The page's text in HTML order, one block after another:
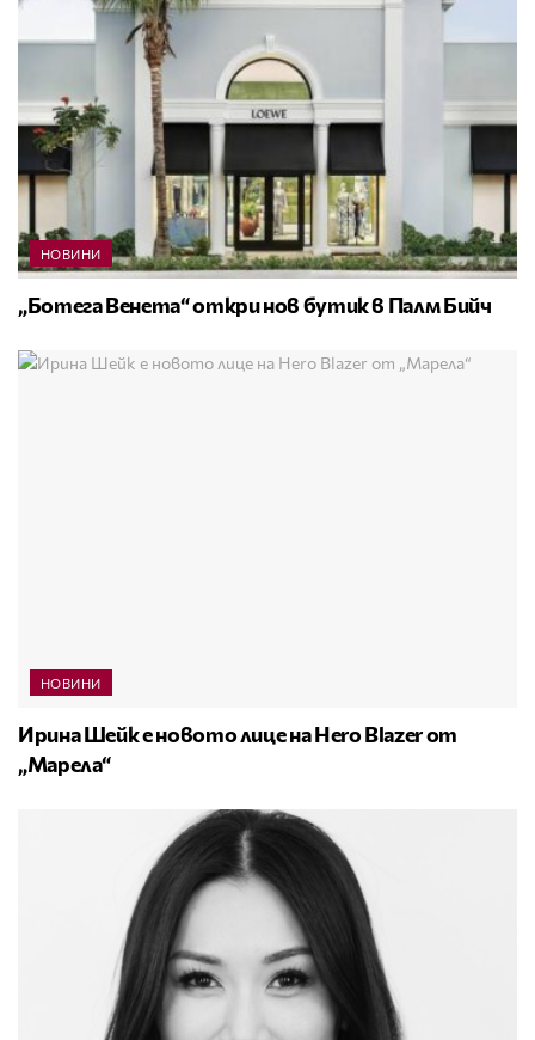
НОВИНИ
„Ботега Венета“ откри нов бутик в Палм Бийч
НОВИНИ
Ирина Шейк е новото лице на Hero Blazer от
„Марела“